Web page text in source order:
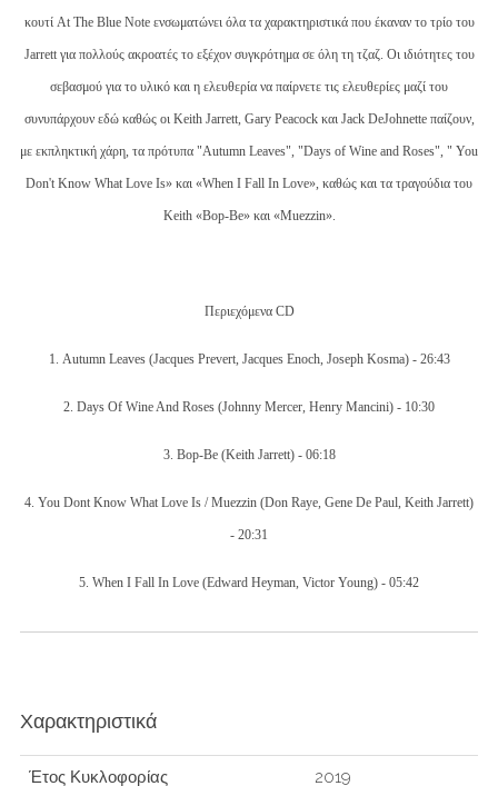
κουτί At The Blue Note ενσωματώνει όλα τα χαρακτηριστικά που έκαναν το τρίο του
Jarrett για πολλούς ακροατές το εξέχον συγκρότημα σε όλη τη τζαζ. Οι ιδιότητες του
σεβασμού για το υλικό και η ελευθερία να παίρνετε τις ελευθερίες μαζί του
συνυπάρχουν εδώ καθώς οι Keith Jarrett, Gary Peacock και Jack DeJohnette παίζουν,
με εκπληκτική χάρη, τα πρότυπα "Autumn Leaves", "Days of Wine and Roses", " You
Don't Know What Love Is» και «When I Fall In Love», καθώς και τα τραγούδια του
Keith «Bop-Be» και «Muezzin».
Περιεχόμενα CD
1. Autumn Leaves (Jacques Prevert, Jacques Enoch, Joseph Kosma) - 26:43
2. Days Of Wine And Roses (Johnny Mercer, Henry Mancini) - 10:30
3. Bop-Be (Keith Jarrett) - 06:18
4. You Dont Know What Love Is / Muezzin (Don Raye, Gene De Paul, Keith Jarrett)
- 20:31
5. When I Fall In Love (Edward Heyman, Victor Young) - 05:42
Χαρακτηριστικά
Έτος Κυκλοφορίας 2019